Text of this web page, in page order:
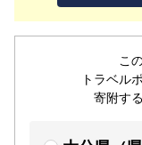
こ
トラベル
寄附す